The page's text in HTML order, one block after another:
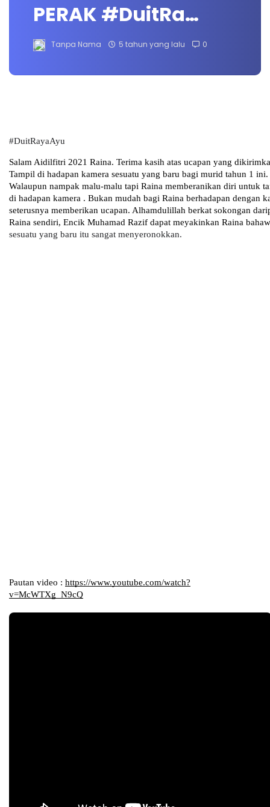
PERAK #DuitRa…
Tanpa Nama 5 tahun yang lalu 0
#DuitRayaAyu
Salam Aidilfitri 2021 Raina. Terima kasih atas ucapan yang
Tampil di hadapan kamera sesuatu yang baru bagi murid tahun 1 ini.
Walaupun nampak malu-malu tapi Raina memberanikan diri untuk
di hadapan kamera . Bukan mudah bagi Raina berhadapan dengan
seterusnya memberikan ucapan. Alhamdulillah berkat sokongan
Raina sendiri, Encik Muhamad Razif dapat meyakinkan Raina
sesuatu yang baru itu sangat menyeronokkan.
Pautan video : https://www.youtube.com/watch?
v=McWTXg_N9cQ